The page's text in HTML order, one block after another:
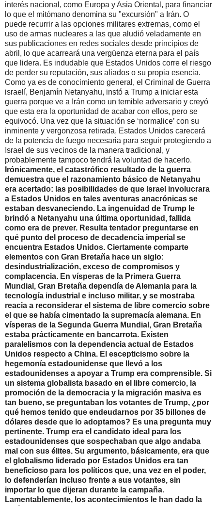
interés nacional, como Europa y Asia Oriental, para financiar
lo que el mitómano denomina su "excursión" a Irán. O
puede recurrir a las opciones militares extremas, como el
uso de armas nucleares a las que aludió veladamente en
sus publicaciones en redes sociales desde principios de
abril, lo que acarreará una vergüenza eterna para el país
que lidera. Es indudable que Estados Unidos corre el riesgo
de perder su reputación, sus aliados o su propia esencia.
Como ya es de conocimiento general, el Criminal de Guerra
israelí, Benjamín Netanyahu, instó a Trump a iniciar esta
guerra porque ve a Irán como un temible adversario y creyó
que esta era la oportunidad de acabar con ellos, pero se
equivocó. Una vez que la situación se ‘normalice’ con su
inminente y vergonzosa retirada, Estados Unidos carecerá
de la potencia de fuego necesaria para seguir protegiendo a
Israel de sus vecinos de la manera tradicional, y
probablemente tampoco tendrá la voluntad de hacerlo.
Irónicamente, el catastrófico resultado de la guerra
demuestra que el razonamiento básico de Netanyahu
era acertado: las posibilidades de que Israel involucrara
a Estados Unidos en tales aventuras anacrónicas se
estaban desvaneciendo. La ingenuidad de Trump le
brindó a Netanyahu una última oportunidad, fallida
como era de prever. Resulta tentador preguntarse en
qué punto del proceso de decadencia imperial se
encuentra Estados Unidos. Ciertamente comparte
elementos con Gran Bretaña hace un siglo:
desindustrialización, exceso de compromisos y
complacencia. En vísperas de la Primera Guerra
Mundial, Gran Bretaña dependía de Alemania para la
tecnología industrial e incluso militar, y se mostraba
reacia a reconsiderar el sistema de libre comercio sobre
el que se había cimentado la supremacía alemana. En
vísperas de la Segunda Guerra Mundial, Gran Bretaña
estaba prácticamente en bancarrota. Existen
paralelismos con la dependencia actual de Estados
Unidos respecto a China. El escepticismo sobre la
hegemonía estadounidense que llevó a los
estadounidenses a apoyar a Trump era comprensible. Si
un sistema globalista basado en el libre comercio, la
promoción de la democracia y la migración masiva es
tan bueno, se preguntaban los votantes de Trump, ¿por
qué hemos tenido que endeudarnos por 35 billones de
dólares desde que lo adoptamos? Es una pregunta muy
pertinente. Trump era el candidato ideal para los
estadounidenses que sospechaban que algo andaba
mal con sus élites. Su argumento, básicamente, era que
el globalismo liderado por Estados Unidos era tan
beneficioso para los políticos que, una vez en el poder,
lo defenderían incluso frente a sus votantes, sin
importar lo que dijeran durante la campaña.
Lamentablemente, los acontecimientos le han dado la